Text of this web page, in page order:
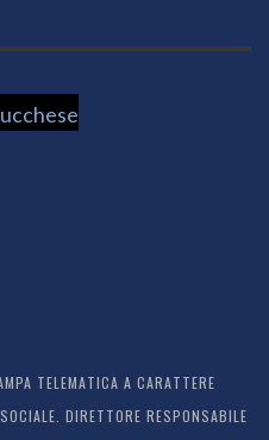
TELEMATICA A CARATTERE
DIRETTORE RESPONSABILE